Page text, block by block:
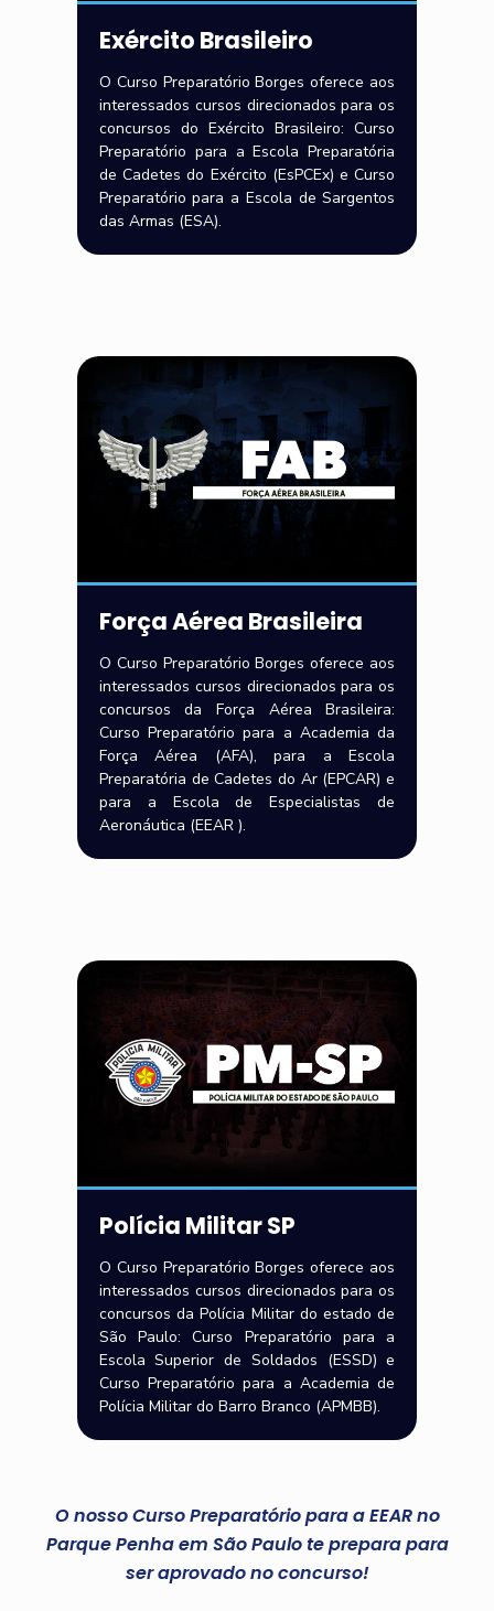
Exército Brasileiro
O Curso Preparatório Borges oferece aos
interessados cursos direcionados para os
concursos do Exército Brasileiro: Curso
Preparatório para a Escola Preparatória
de Cadetes do Exército (EsPCEx) e Curso
Preparatório para a Escola de Sargentos
das Armas (ESA).
Força Aérea Brasileira
O Curso Preparatório Borges oferece aos
interessados cursos direcionados para os
concursos da Força Aérea Brasileira:
Curso Preparatório para a Academia da
Força Aérea (AFA), para a Escola
Preparatória de Cadetes do Ar (EPCAR) e
para a Escola de Especialistas de
Aeronáutica (EEAR ).
Polícia Militar SP
O Curso Preparatório Borges oferece aos
interessados cursos direcionados para os
concursos da Polícia Militar do estado de
São Paulo: Curso Preparatório para a
Escola Superior de Soldados (ESSD) e
Curso Preparatório para a Academia de
Polícia Militar do Barro Branco (APMBB).
O nosso Curso Preparatório para a EEAR no
Parque Penha em São Paulo te prepara para
ser aprovado no concurso!